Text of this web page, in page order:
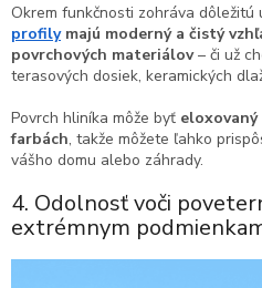
Okrem funkčnosti zohráva dôležitú
profilymajú moderný a čistý
povrchových materiálov– či už
terasových dosiek, keramických
Povrch hliníka môže byť
farbách, takže môžete ľahko
vášho domu alebo záhrady.
4. Odolnosť voči
extrémnym